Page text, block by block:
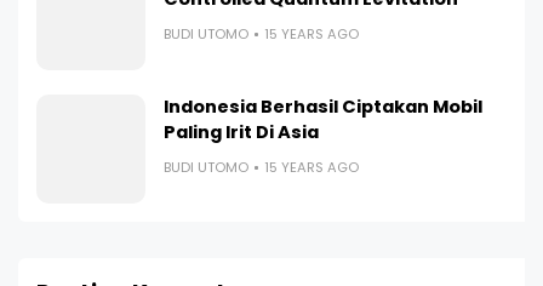
BUDI UTOMO 15 YEARS AGO
Indonesia Berhasil Ciptakan Mobil
Paling Irit Di Asia
BUDI UTOMO 15 YEARS AGO